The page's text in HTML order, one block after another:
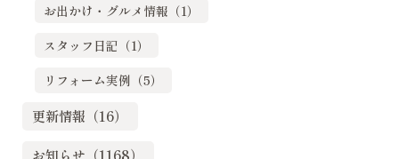
お出かけ・グルメ情報（1）
スタッフ日記（1）
リフォーム実例（5）
更新情報（16）
お知らせ（1168）